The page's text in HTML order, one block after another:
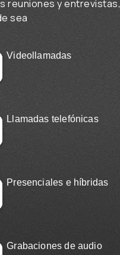
reuniones y entrevistas,
sea
Videollamadas
Llamadas telefónicas
Presenciales e híbridas
Grabaciones de audio